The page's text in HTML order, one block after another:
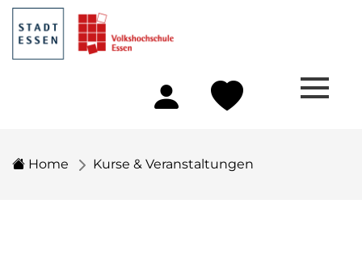
Home Kurse & Veranstaltungen